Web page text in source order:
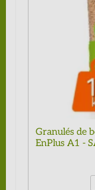
Granulés de
EnPlus A1 -